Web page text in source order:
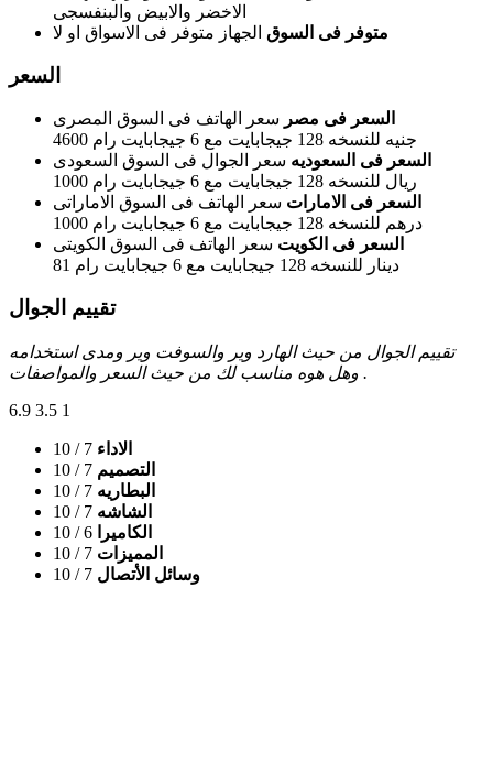
الاخضر والابيض والبنفسجى
متوفر فى السوق الجهاز متوفر فى الاسواق او لا
السعر
السعر فى مصر سعر الهاتف فى السوق المصرى
4600 جنيه للنسخه 128 جيجابايت مع 6 جيجابايت رام
السعر فى السعوديه سعر الجوال فى السوق السعودى
1000 ريال للنسخه 128 جيجابايت مع 6 جيجابايت رام
السعر فى الامارات سعر الهاتف فى السوق الاماراتى
1000 درهم للنسخه 128 جيجابايت مع 6 جيجابايت رام
السعر فى الكويت سعر الهاتف فى السوق الكويتى
81 دينار للنسخه 128 جيجابايت مع 6 جيجابايت رام
تقييم الجوال
تقييم الجوال من حيث الهارد وير والسوفت وير ومدى استخدامه
وهل هوه مناسب لك من حيث السعر والمواصفات .
6.9 3.5 1
الاداء 7
/ 10
التصميم 7
/ 10
البطاريه 7
/ 10
الشاشه 7
/ 10
الكاميرا
6
/ 10
المميزات 7
/ 10
وسائل الأتصال 7
/ 10